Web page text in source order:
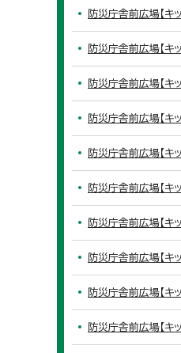
防災庁舎前広場【キッ
防災庁舎前広場【キッ
防災庁舎前広場【キッ
防災庁舎前広場【キッ
防災庁舎前広場【キッ
防災庁舎前広場【キッ
防災庁舎前広場【キッ
防災庁舎前広場【キッ
防災庁舎前広場【キッ
防災庁舎前広場【キッ